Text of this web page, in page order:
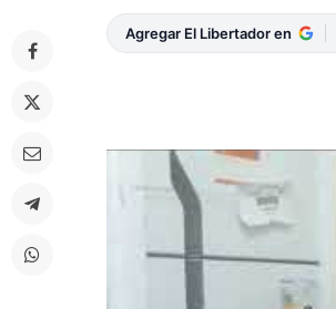
Agregar El Libertador en